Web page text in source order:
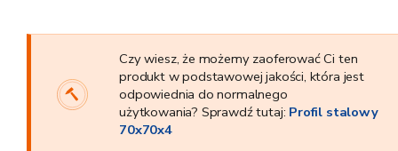
Czy wiesz, że możemy zaoferować Ci ten
produkt w podstawowej jakości, która jest
odpowiednia do normalnego
użytkowania? Sprawdź tutaj: Profil stalowy
70x70x4